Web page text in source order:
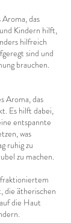
das
Kindern hilft,
hilfreich
sind und
brauchen.
Aroma, das
Es hilft dabei,
entspannte
was
ruhig zu
zu machen.
die ätherischen
die Haut